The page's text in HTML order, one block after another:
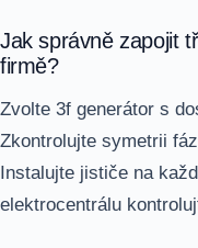
Jak správně zapojit
firmě?
Zvolte 3f generátor s
Zkontrolujte symetrii
Instalujte jističe na
elektrocentrálu